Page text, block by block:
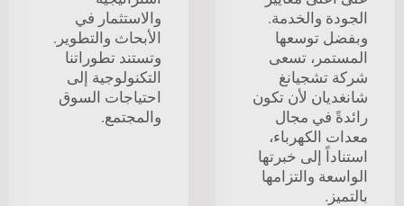
الجودة والخدمة.
وبفضل توسعها
المستمر، تسعى
شركة تشجيانغ
شانغديان لأن تكون
رائدةً في مجال
معدات الكهرباء،
استناداً إلى خبرتها
الواسعة والتزامها
بالتميز.
والاستثمار في
الأبحاث والتطوير.
وتستند تطوراتنا
التكنولوجية إلى
احتياجات السوق
والمجتمع.